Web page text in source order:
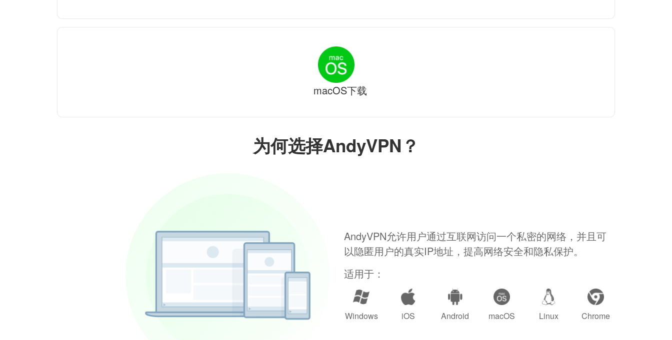
为何选择AndyVPN？
AndyVPN允许用户通过互联网访问一个私密的网络，并且可
以隐匿用户的真实IP地址，提高网络安全和隐私保护。
适用于：
Windows iOS Android macOS Linux Chrome
macOS下载